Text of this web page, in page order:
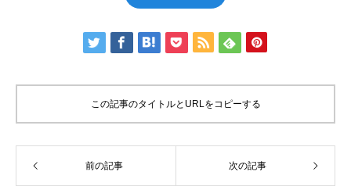
この記事のタイトルとURLをコピーする
前の記事 次の記事